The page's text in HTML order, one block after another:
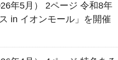
年5月） 2ページ 令和8年
in イオンモール」を開催